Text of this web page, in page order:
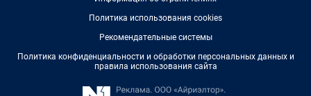
Политика использования cookies
Рекомендательные системы
Политика конфиденциальности и обработки персональных данных и
правила использования сайта